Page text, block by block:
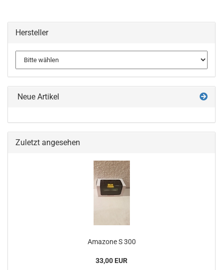
Hersteller
Neue Artikel
Zuletzt angesehen
Amazone S 300
33,00 EUR